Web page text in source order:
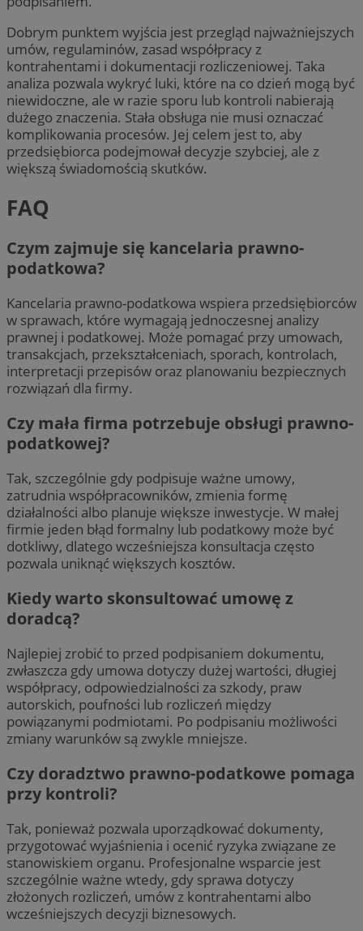
Dobrym punktem wyjścia jest przegląd najważniejszych
umów, regulaminów, zasad współpracy z
kontrahentami i dokumentacji rozliczeniowej. Taka
analiza pozwala wykryć luki, które na co dzień mogą być
niewidoczne, ale w razie sporu lub kontroli nabierają
dużego znaczenia. Stała obsługa nie musi oznaczać
komplikowania procesów. Jej celem jest to, aby
przedsiębiorca podejmował decyzje szybciej, ale z
większą świadomością skutków.
FAQ
Czym zajmuje się kancelaria prawno-
podatkowa?
Kancelaria prawno-podatkowa wspiera przedsiębiorców
w sprawach, które wymagają jednoczesnej analizy
prawnej i podatkowej. Może pomagać przy umowach,
transakcjach, przekształceniach, sporach, kontrolach,
interpretacji przepisów oraz planowaniu bezpiecznych
rozwiązań dla firmy.
Czy mała firma potrzebuje obsługi prawno-
podatkowej?
Tak, szczególnie gdy podpisuje ważne umowy,
zatrudnia współpracowników, zmienia formę
działalności albo planuje większe inwestycje. W małej
firmie jeden błąd formalny lub podatkowy może być
dotkliwy, dlatego wcześniejsza konsultacja często
pozwala uniknąć większych kosztów.
Kiedy warto skonsultować umowę z
doradcą?
Najlepiej zrobić to przed podpisaniem dokumentu,
zwłaszcza gdy umowa dotyczy dużej wartości, długiej
współpracy, odpowiedzialności za szkody, praw
autorskich, poufności lub rozliczeń między
powiązanymi podmiotami. Po podpisaniu możliwości
zmiany warunków są zwykle mniejsze.
Czy doradztwo prawno-podatkowe pomaga
przy kontroli?
Tak, ponieważ pozwala uporządkować dokumenty,
przygotować wyjaśnienia i ocenić ryzyka związane ze
stanowiskiem organu. Profesjonalne wsparcie jest
szczególnie ważne wtedy, gdy sprawa dotyczy
złożonych rozliczeń, umów z kontrahentami albo
wcześniejszych decyzji biznesowych.